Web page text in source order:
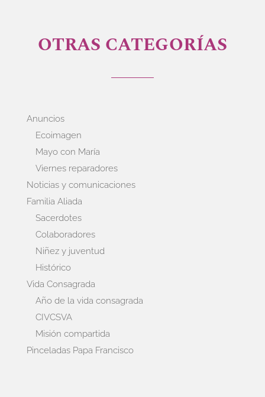
OTRAS CATEGORÍAS
Anuncios
Ecoimagen
Mayo con María
Viernes reparadores
Noticias y comunicaciones
Familia Aliada
Sacerdotes
Colaboradores
Niñez y juventud
Histórico
Vida Consagrada
Año de la vida consagrada
CIVCSVA
Misión compartida
Pinceladas Papa Francisco